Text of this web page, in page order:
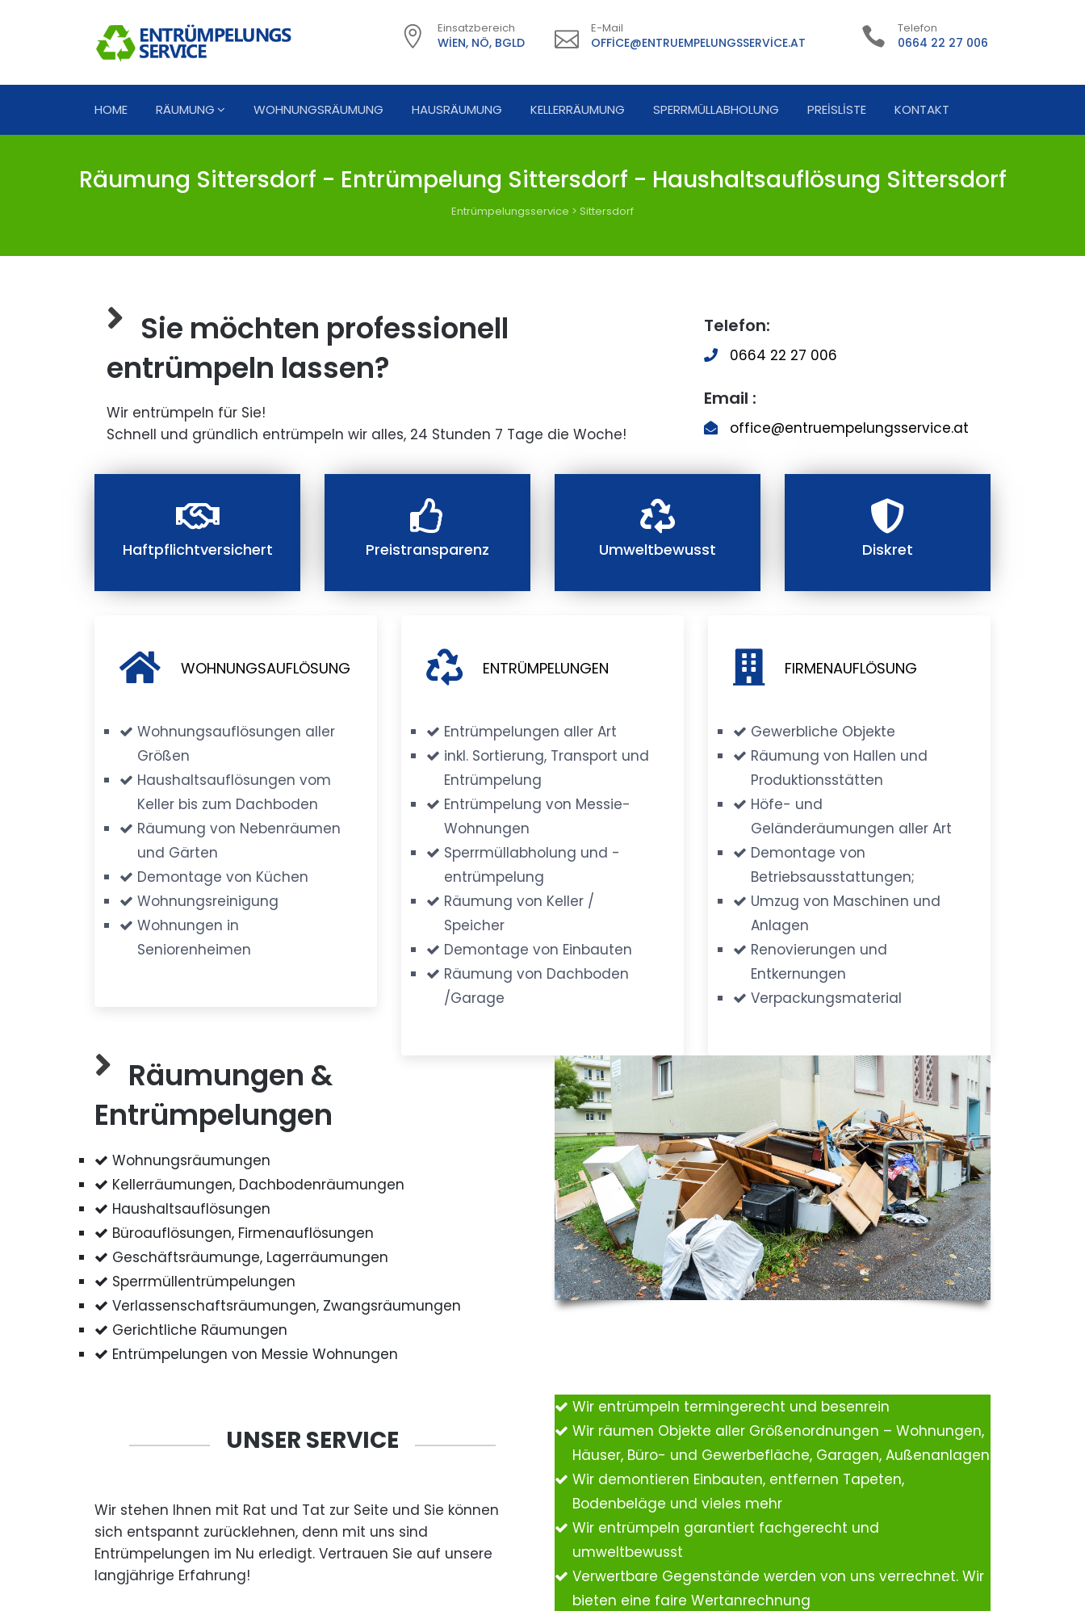
Einsatzbereich
WIEN, NÖ, BGLD
E-Mail
OFFICE@ENTRUEMPELUNGSSERVICE.AT
Telefon
0664 22 27 006
HOME RÄUMUNG WOHNUNGSRÄUMUNG HAUSRÄUMUNG KELLERRÄUMUNG SPERRMÜLLABHOLUNG PREISLISTE KONTAKT
Räumung Sittersdorf - Entrümpelung Sittersdorf - Haushaltsauflösung Sittersdorf
Entrümpelungsservice > Sittersdorf
Sie möchten professionell
entrümpeln lassen?
Wir entrümpeln für Sie!
Schnell und gründlich entrümpeln wir alles, 24 Stunden 7 Tage die Woche!
Telefon:
0664 22 27 006
Email :
office@entruempelungsservice.at
Haftpflichtversichert Preistransparenz Umweltbewusst Diskret
WOHNUNGSAUFLÖSUNG
Wohnungsauflösungen aller
Größen
Haushaltsauflösungen vom
Keller bis zum Dachboden
Räumung von Nebenräumen
und Gärten
Demontage von Küchen
Wohnungsreinigung
Wohnungen in
Seniorenheimen
ENTRÜMPELUNGEN
Entrümpelungen aller Art
inkl. Sortierung, Transport und
Entrümpelung
Entrümpelung von Messie-
Wohnungen
Sperrmüllabholung und -
entrümpelung
Räumung von Keller /
Speicher
Demontage von Einbauten
Räumung von Dachboden
/Garage
FIRMENAUFLÖSUNG
Gewerbliche Objekte
Räumung von Hallen und
Produktionsstätten
Höfe- und
Geländeräumungen aller Art
Demontage von
Betriebsausstattungen;
Umzug von Maschinen und
Anlagen
Renovierungen und
Entkernungen
Verpackungsmaterial
Räumungen &
Entrümpelungen
Wohnungsräumungen
Kellerräumungen, Dachbodenräumungen
Haushaltsauflösungen
Büroauflösungen, Firmenauflösungen
Geschäftsräumunge, Lagerräumungen
Sperrmüllentrümpelungen
Verlassenschaftsräumungen, Zwangsräumungen
Gerichtliche Räumungen
Entrümpelungen von Messie Wohnungen
UNSER SERVICE
Wir stehen Ihnen mit Rat und Tat zur Seite und Sie können
sich entspannt zurücklehnen, denn mit uns sind
Entrümpelungen im Nu erledigt. Vertrauen Sie auf unsere
langjährige Erfahrung!
Wir entrümpeln termingerecht und besenrein
Wir räumen Objekte aller Größenordnungen – Wohnungen,
Häuser, Büro- und Gewerbefläche, Garagen, Außenanlagen
Wir demontieren Einbauten, entfernen Tapeten,
Bodenbeläge und vieles mehr
Wir entrümpeln garantiert fachgerecht und
umweltbewusst
Verwertbare Gegenstände werden von uns verrechnet. Wir
bieten eine faire Wertanrechnung